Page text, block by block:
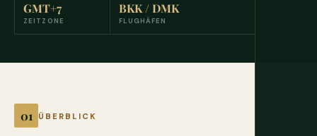
GMT+7
ZEITZONE
BKK / DMK
FLUGHÄFEN
ÜBERBLICK